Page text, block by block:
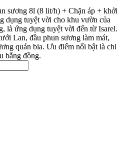
sương 8l (8 lit/h) + Chặn áp + khởi
dụng tuyệt vời cho khu vườn của
là ứng dụng tuyệt vời đến từ Isarel.
Lan, đầu phun sương làm mát,
quán bia. Ưu điểm nổi bật là chi
bằng đồng.